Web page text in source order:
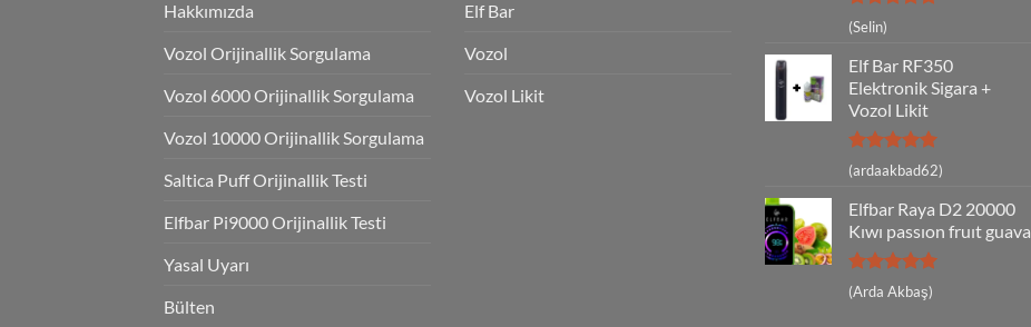
Hakkımızda
Vozol Orijinallik Sorgulama
Vozol 6000 Orijinallik Sorgulama
Vozol 10000 Orijinallik Sorgulama
Saltica Puff Orijinallik Testi
Elfbar Pi9000 Orijinallik Testi
Yasal Uyarı
Bülten
Elf Bar
Vozol
Vozol Likit
5 üzerinden
5
oy aldı
(Selin)
Elf Bar RF350
Elektronik Sigara +
Vozol Likit
5 üzerinden
5
(ardaakbad62)
Elfbar Raya D2 20000
Kıwı passıon fruıt guava
5 üzerinden
5
(Arda Akbaş)